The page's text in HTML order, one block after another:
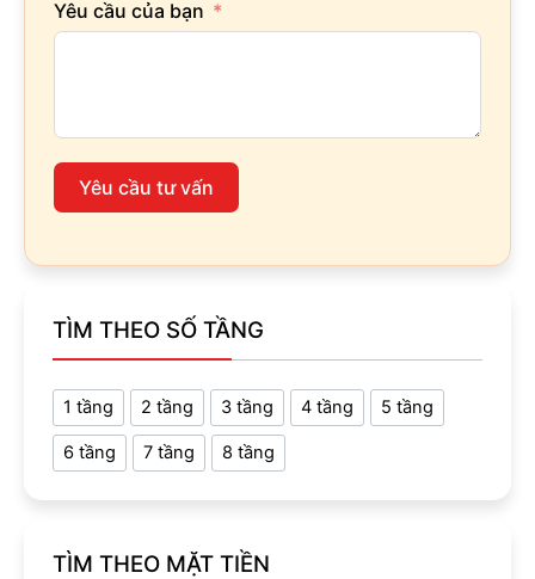
Yêu cầu của bạn
Yêu cầu tư vấn
TÌM THEO SỐ TẦNG
1 tầng 2 tầng 3 tầng 4 tầng 5 tầng
6 tầng 7 tầng 8 tầng
TÌM THEO MẶT TIỀN